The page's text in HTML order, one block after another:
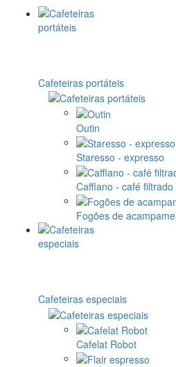
Cafeteiras portáteis
Outin
Staresso - expresso
Cafflano - café filtrado
Fogões de
Cafeteiras especiais
Cafelat Robot